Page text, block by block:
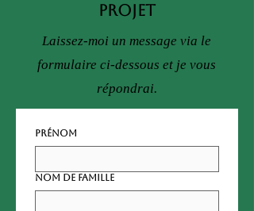
projet
Laissez-moi un message via le
formulaire ci-dessous et je vous
répondrai.
Prénom
Nom de famille